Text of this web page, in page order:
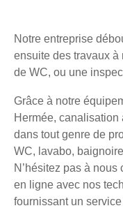
Notre entreprise
ensuite des travaux
de WC, ou une
Grâce à notre
Hermée, canalisation
dans tout genre de
WC, lavabo,
N’hésitez pas à
en ligne avec nos
fournissant un